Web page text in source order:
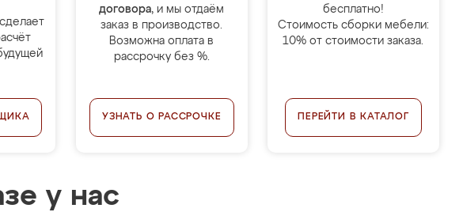
договора, и мы отдаём
заказ в производство.
Возможна оплата в
рассрочку без %.
УЗНАТЬ О РАССРОЧКЕ
бесплатно!
Стоимость сборки мебели:
10% от стоимости заказа.
ПЕРЕЙТИ В КАТАЛОГ
у нас